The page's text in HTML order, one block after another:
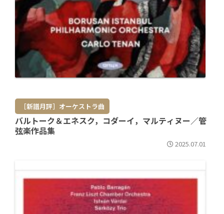
［新譜月評］オーケストラ曲
バルトーク＆エネスク，コダーイ，マルティヌー／管
弦楽作品集
2025.07.01